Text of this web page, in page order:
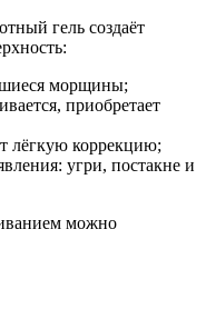
гель создаёт
морщины;
приобретает
лёгкую коррекцию;
угри, постакне и
можно